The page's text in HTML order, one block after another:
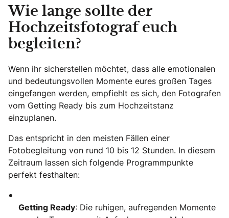
Wie lange sollte der
Hochzeitsfotograf euch
begleiten?
Wenn ihr sicherstellen möchtet, dass alle emotionalen
und bedeutungsvollen Momente eures großen Tages
eingefangen werden, empfiehlt es sich, den Fotografen
vom Getting Ready bis zum Hochzeitstanz
einzuplanen.
Das entspricht in den meisten Fällen einer
Fotobegleitung von rund 10 bis 12 Stunden. In diesem
Zeitraum lassen sich folgende Programmpunkte
perfekt festhalten:
Getting Ready: Die ruhigen, aufregenden Momente